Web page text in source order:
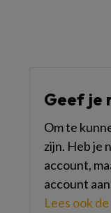
Geef je
Om te
zijn. Heb je
account,
account
Lees ook